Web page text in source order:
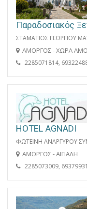
Παραδοσιακός
ΣΤΑΜΑΤΙΟΣ ΓΕΩΡΓΙΟΥ
ΑΜΟΡΓΟΣ - ΧΩΡΑ
2285071814,
HOTEL AGNADI
ΦΩΤΕΙΝΗ ΑΝΑΡΓΥΡΟΥ
ΑΜΟΡΓΟΣ - ΑΙΓΙΑΛΗ
2285073009,